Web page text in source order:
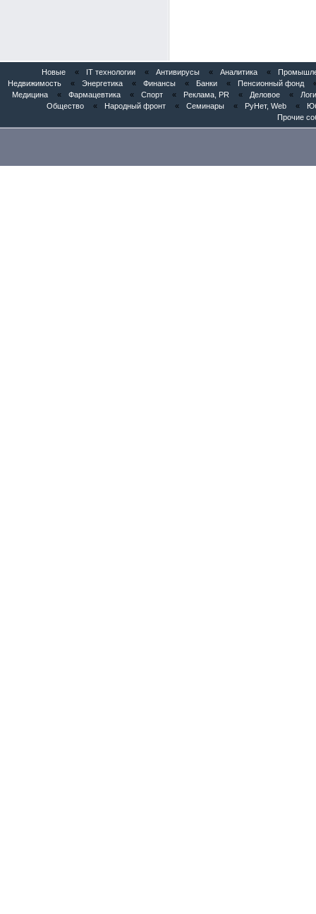
Новые « IT технологии « Антивирусы « Аналитика «
Недвижимость
« Энергетика « Финансы « Банки « Пенсионный фонд
Медицина
« Фармацевтика « Спорт « Реклама, PR « Деловое «
Общество
« Народный фронт « Семинары « РуНет, Web «
Прочие